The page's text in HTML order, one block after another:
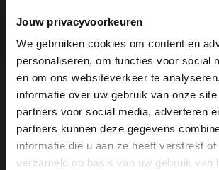
Jouw privacyvoorkeuren
We gebruiken cookies om content en
personaliseren, om functies voor social
en om ons websiteverkeer te
informatie over uw gebruik van onze
partners voor social media, adverteren
partners kunnen deze gegevens
informatie die u aan ze heeft verstrekt
verzameld op basis van uw gebruik van
Produktbeschreibung
Schwarze Veloursleder-Loafer
View this website in
It looks like your language isn't
you like to switch to English?